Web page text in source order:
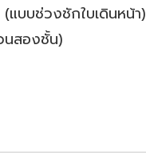
บบช่วงชักใบเดินหน้า)
องชั้น)